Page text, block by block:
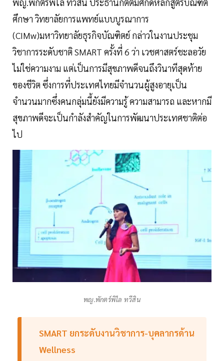
ศึกษา วิทยาลัยการแพทย์แบบบูรณาการ
(CIMw)มหาวิทยาลัยธุรกิจบัณฑิตย์ กล่าวในงานประชุม
วิชาการระดับชาติ SMART ครั้งที่ 6 ว่า เวชศาสตร์ชะลอวัย
ไม่ใช่ความงาม แต่เป็นการมีสุขภาพดีจนถึงวินาทีสุดท้าย
ของชีวิต ซึ่งการที่ประเทศไทยมีจำนวนผู้สูงอายุเป็น
จำนวนมากซึ่งคนกลุ่มนี้ยังมีความรู้ ความสามารถ และหากมี
สุขภาพดีจะเป็นกำลังสำคัญในการพัฒนาประเทศชาติต่อ
ไป
พญ.พักตร์พิไล ทวีสิน
SMART ยกระดับงานวิชาการ-บุคลากรด้าน
Wellness